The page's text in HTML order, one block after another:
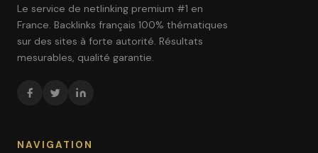
Le service de netlinking premium #1 en
France. Backlinks français 100% thématiques
sur des sites à forte autorité. Résultats
mesurables, qualité garantie.
NAVIGATION